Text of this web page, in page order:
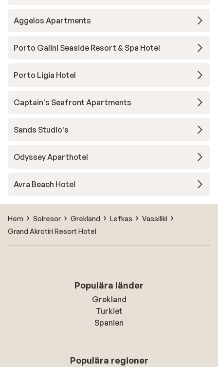
Aggelos Apartments
Porto Galini Seaside Resort & Spa Hotel
Porto Ligia Hotel
Captain's Seafront Apartments
Sands Studio's
Odyssey Aparthotel
Avra Beach Hotel
Hem Solresor Grekland Lefkas
Vassiliki
Grand Akrotiri Resort Hotel
Populära länder
Grekland
Turkiet
Spanien
Populära regioner